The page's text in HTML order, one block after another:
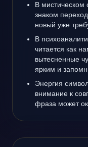
В мистическом
знаком
новый уже
В
читается как
вытесненные
ярким и
Энергия
внимание к
фраза может